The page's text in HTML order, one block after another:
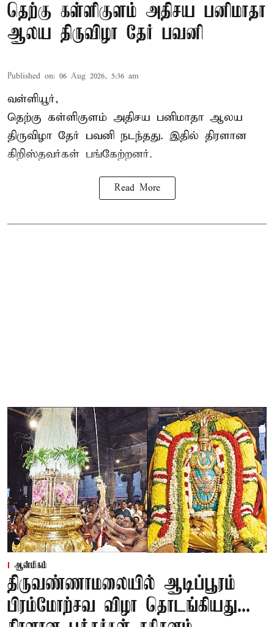
தெற்கு கள்ளிகுளம் அதிசய பனிமாதா
ஆலய திருவிழா தேர் பவனி
Published on: 06 Aug 2026, 5:36 am
வள்ளியூர்,
தெற்கு கள்ளிகுளம் அதிசய பனிமாதா ஆலய
திருவிழா தேர் பவனி நடந்தது. இதில் திரளான
கிறிஸ்தவர்கள் பங்கேற்றனர்.
Read More
ஆன்மிகம்
திருவண்ணாமலையில் ஆடிப்பூரம்
பிரம்மோற்சவ விழா தொடங்கியது...